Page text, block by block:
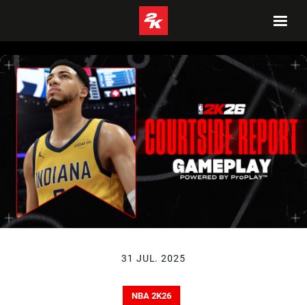
31 JUL. 2025
NBA 2K26